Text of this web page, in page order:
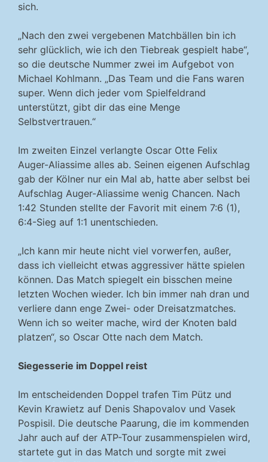
sich.
„Nach den zwei vergebenen Matchbällen bin ich
sehr glücklich, wie ich den Tiebreak gespielt habe“,
so die deutsche Nummer zwei im Aufgebot von
Michael Kohlmann. „Das Team und die Fans waren
super. Wenn dich jeder vom Spielfeldrand
unterstützt, gibt dir das eine Menge
Selbstvertrauen.“
Im zweiten Einzel verlangte Oscar Otte Felix
Auger-Aliassime alles ab. Seinen eigenen Aufschlag
gab der Kölner nur ein Mal ab, hatte aber selbst bei
Aufschlag Auger-Aliassime wenig Chancen. Nach
1:42 Stunden stellte der Favorit mit einem 7:6 (1),
6:4-Sieg auf 1:1 unentschieden.
„Ich kann mir heute nicht viel vorwerfen, außer,
dass ich vielleicht etwas aggressiver hätte spielen
können. Das Match spiegelt ein bisschen meine
letzten Wochen wieder. Ich bin immer nah dran und
verliere dann enge Zwei- oder Dreisatzmatches.
Wenn ich so weiter mache, wird der Knoten bald
platzen“, so Oscar Otte nach dem Match.
Siegesserie im Doppel reist
Im entscheidenden Doppel trafen Tim Pütz und
Kevin Krawietz auf Denis Shapovalov und Vasek
Pospisil. Die deutsche Paarung, die im kommenden
Jahr auch auf der ATP-Tour zusammenspielen wird,
startete gut in das Match und sorgte mit zwei